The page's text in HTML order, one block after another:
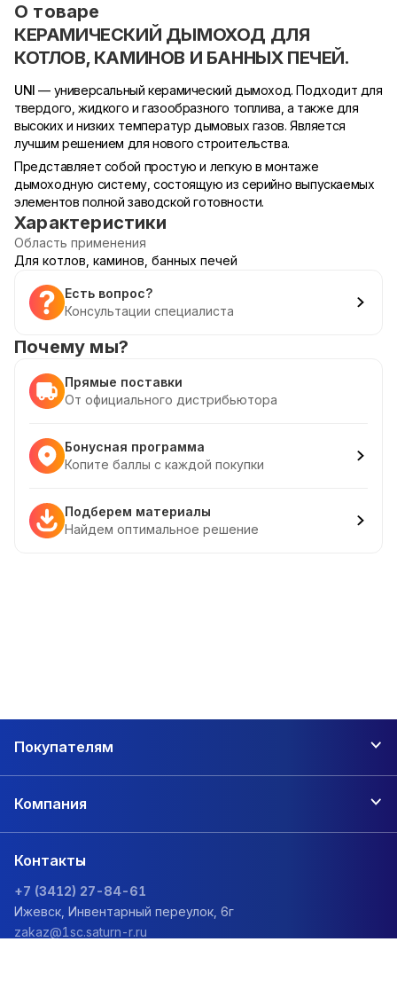
О товаре
КЕРАМИЧЕСКИЙ ДЫМОХОД ДЛЯ
КОТЛОВ, КАМИНОВ И БАННЫХ ПЕЧЕЙ.
UNI — универсальный керамический дымоход. Подходит для
твердого, жидкого и газообразного топлива, а также для
высоких и низких температур дымовых газов. Является
лучшим решением для нового строительства.
Представляет собой простую и легкую в монтаже
дымоходную систему, состоящую из серийно выпускаемых
элементов полной заводской готовности.
Характеристики
Область применения
Для котлов, каминов, банных печей
Есть вопрос?
Консультации специалиста
Почему мы?
Прямые поставки
От официального дистрибьютора
Бонусная программа
Копите баллы с каждой покупки
Подберем материалы
Найдем оптимальное решение
Покупателям
Компания
Контакты
+7 (3412) 27-84-61
Ижевск, Инвентарный переулок, 6г
zakaz@1sc.saturn-r.ru